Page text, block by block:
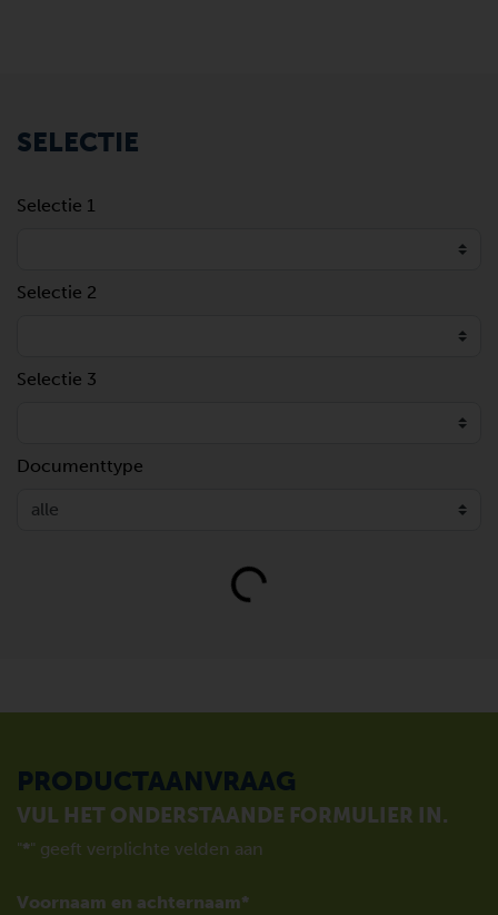
SELECTIE
Selectie 1
Selectie 2
Selectie 3
Documenttype
Loading...
PRODUCTAANVRAAG
VUL HET ONDERSTAANDE FORMULIER IN.
"*" geeft verplichte velden aan
Voornaam en achternaam